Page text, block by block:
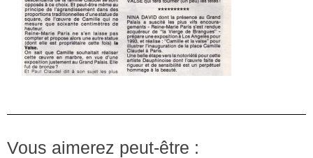
Vous aimerez peut-être :